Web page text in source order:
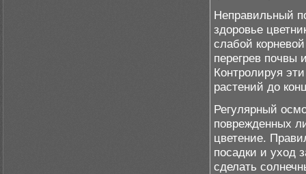
Неправильный
здоровье
слабой
перегрев почвы
Контролируя
растений до
Регулярный
поврежденных
цветение.
посадки и уход
сделать